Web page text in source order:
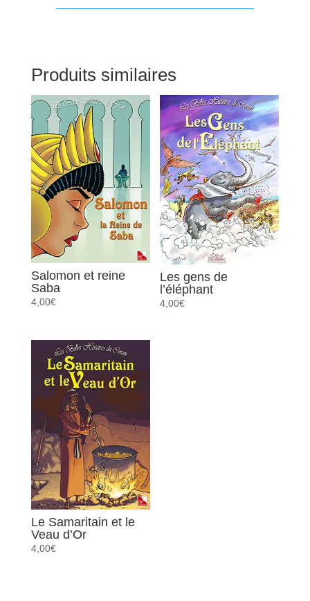
Produits similaires
Salomon et reine
Saba
4,00€
Les gens de
l’éléphant
4,00€
Le Samaritain et le
Veau d’Or
4,00€